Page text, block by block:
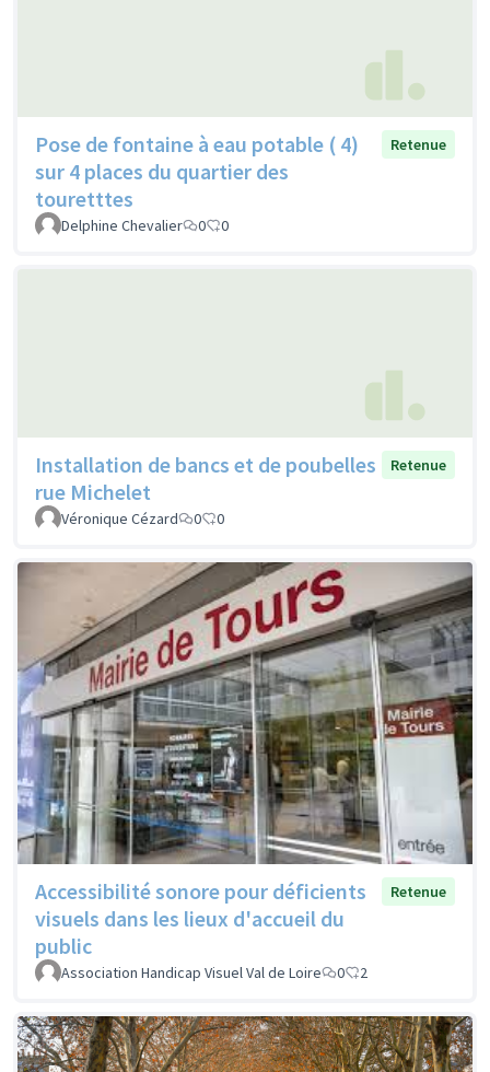
Pose de fontaine à eau potable ( 4)
sur 4 places du quartier des
touretttes
Retenue
Delphine Chevalier 0 0
Installation de bancs et de poubelles
rue Michelet
Retenue
Véronique Cézard 0 0
Accessibilité sonore pour déficients
visuels dans les lieux d'accueil du
public
Retenue
Association Handicap Visuel Val de Loire 0 2